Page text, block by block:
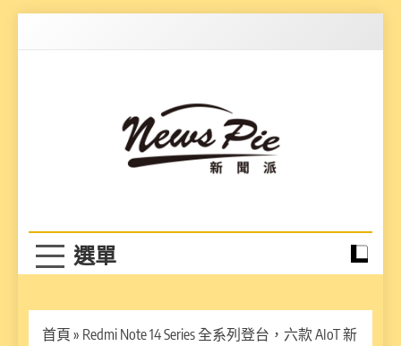
首頁 » Redmi Note 14 Series 全系列登台，六款 AIoT 新